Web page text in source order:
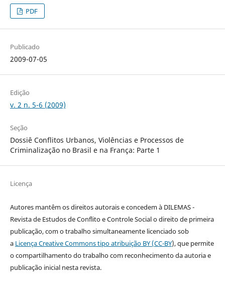
PDF
Publicado
2009-07-05
Edição
v. 2 n. 5-6 (2009)
Seção
Dossiê Conflitos Urbanos, Violências e Processos de
Criminalização no Brasil e na França: Parte 1
Licença
Autores mantêm os direitos autorais e concedem à DILEMAS -
Revista de Estudos de Conflito e Controle Social o direito de primeira
publicação, com o trabalho simultaneamente licenciado sob
a Licença Creative Commons tipo atribuição BY (CC-BY), que permite
o compartilhamento do trabalho com reconhecimento da autoria e
publicação inicial nesta revista.